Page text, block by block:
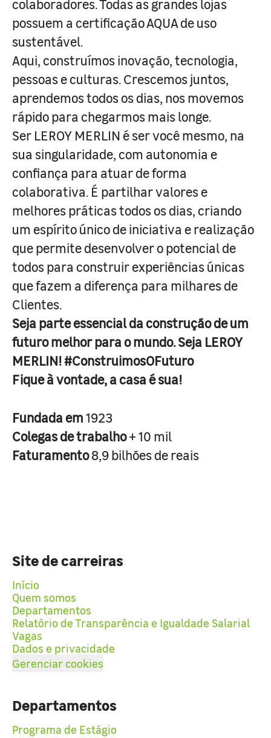
colaboradores. Todas as grandes lojas
possuem a certificação AQUA de uso
sustentável.
Aqui, construímos inovação, tecnologia,
pessoas e culturas. Crescemos juntos,
aprendemos todos os dias, nos movemos
rápido para chegarmos mais longe.
Ser LEROY MERLIN é ser você mesmo, na
sua singularidade, com autonomia e
confiança para atuar de forma
colaborativa. É partilhar valores e
melhores práticas todos os dias, criando
um espírito único de iniciativa e realização
que permite desenvolver o potencial de
todos para construir experiências únicas
que fazem a diferença para milhares de
Clientes.
Seja parte essencial da construção de um
futuro melhor para o mundo. Seja LEROY
MERLIN! #ConstruimosOFuturo
Fique à vontade, a casa é sua!
Fundada em1923
Colegas de trabalho+ 10 mil
Faturamento8,9 bilhões de reais
Site de carreiras
Início
Quem somos
Departamentos
Relatório de Transparência e Igualdade Salarial
Vagas
Dados e privacidade
Gerenciar cookies
Departamentos
Programa de Estágio